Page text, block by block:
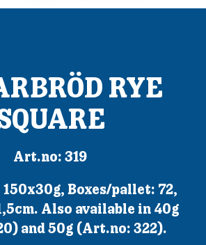
RYE
Art.no: 319
Boxes/pallet: 72,
Also available in 40g
and 50g (Art.no: 322).